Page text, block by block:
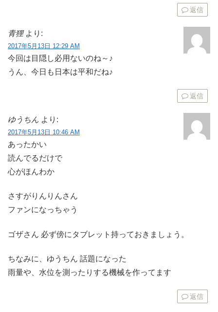
返信
青狸 より:
2017年5月13日 12:29 AM
今回は目隠し必用ないのね～♪
うん、今日も日本は平和だね♪
返信
ゆうちん より:
2017年5月13日 10:46 AM
あったかい
読んでるだけで
心がほんわか
さすがりんりんさん
ファンになっちゃう
ゴザさん 必ず傍にタブレット持っておきましょう。
ちなみに、ゆうちん 話題になった
雨量や、水位を測ったりする機械を作ってます
返信